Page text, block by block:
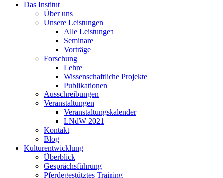
Das Institut
Über uns
Unsere Leistungen
Alle Leistungen
Seminare
Vorträge
Forschung
Lehre
Wissenschaftliche Projekte
Publikationen
Ausschreibungen
Veranstaltungen
Veranstaltungskalender
LNdW 2021
Kontakt
Blog
Kulturentwicklung
Überblick
Gesprächsführung
Pferdegestütztes Training